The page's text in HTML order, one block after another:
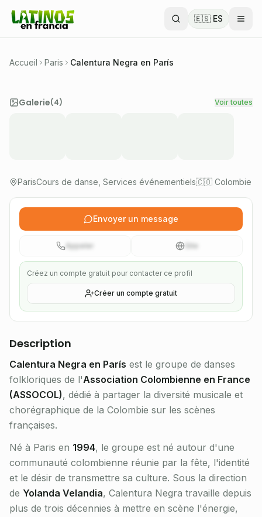
🇪🇸 ES
Accueil Paris Calentura Negra en París
Association 1901
Groupe folklorique colombien d'ASSOCOL à
Paris. Nous diffusons la musique, la danse et la
richesse culturelle de la Colombie en France.
🇨🇴 Colombie
Galerie(4) Voir toutes
ParisCours de danse, Services événementiels🇨🇴 Colombie
Envoyer un message
Appeler
Créez un compte gratuit pour contacter ce profil
Créer un compte gratuit
Description
Calentura Negra en París est le groupe de danses
folkloriques de l'Association Colombienne en France
(ASSOCOL), dédié à partager la diversité musicale et
chorégraphique de la Colombie sur les scènes
françaises.
Né à Paris en 1994, le groupe est né autour d'une
communauté colombienne réunie par la fête, l'identité
et le désir de transmettre sa culture. Sous la direction
de Yolanda Velandia, Calentura Negra travaille depuis
plus de trois décennies à mettre en scène l'énergie,